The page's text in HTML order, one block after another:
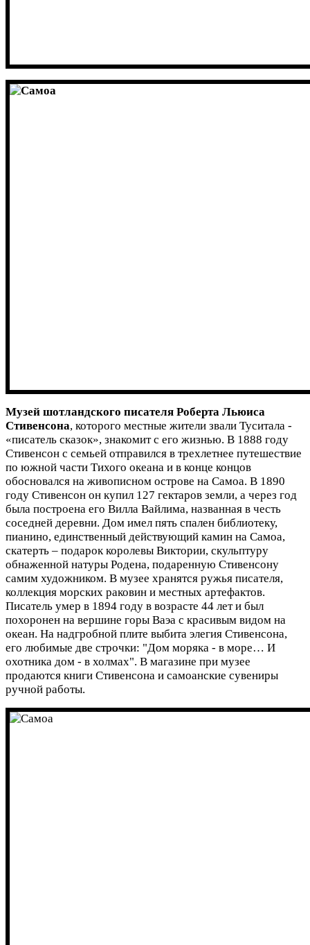
Музей шотландского писателя Роберта Льюиса
Стивенсона, которого местные жители звали Туситала -
«писатель сказок», знакомит с его жизнью. В 1888 году
Стивенсон с семьей отправился в трехлетнее путешествие
по южной части Тихого океана и в конце концов
обосновался на живописном острове на Самоа. В 1890
году Стивенсон он купил 127 гектаров земли, а через год
была построена его Вилла Вайлима, названная в честь
соседней деревни. Дом имел пять спален библиотеку,
пианино, единственный действующий камин на Самоа,
скатерть – подарок королевы Виктории, скульптуру
обнаженной натуры Родена, подаренную Стивенсону
самим художником. В музее хранятся ружья писателя,
коллекция морских раковин и местных артефактов.
Писатель умер в 1894 году в возрасте 44 лет и был
похоронен на вершине горы Ваэа с красивым видом на
океан. На надгробной плите выбита элегия Стивенсона,
его любимые две строчки: "Дом моряка - в море… И
охотника дом - в холмах". В магазине при музее
продаются книги Стивенсона и самоанские сувениры
ручной работы.